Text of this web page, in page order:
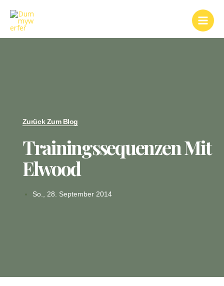
Inhalt
springen
Main
Zurück Zum Blog
Trainingssequenzen Mit
Elwood
So., 28. September 2014